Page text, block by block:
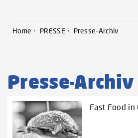
Home PRESSE Presse-Archiv
Presse-Archiv
Fast Food in